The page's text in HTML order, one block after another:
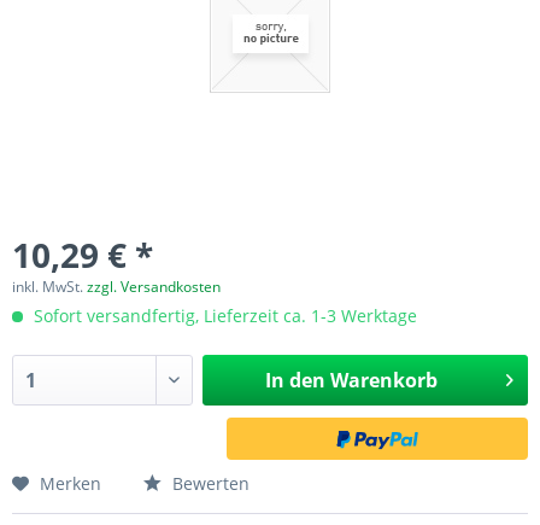
10,29 € *
inkl. MwSt.zzgl. Versandkosten
Sofort versandfertig, Lieferzeit ca. 1-3 Werktage
In den Warenkorb
Merken Bewerten